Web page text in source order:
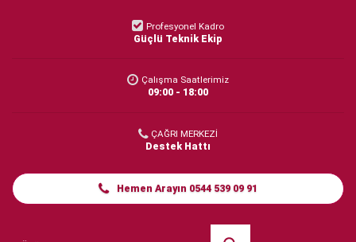
Profesyonel Kadro
Güçlü Teknik Ekip
Çalışma Saatlerimiz
09:00 - 18:00
ÇAĞRI MERKEZİ
Destek Hattı
Hemen Arayın 0544 539 09 91